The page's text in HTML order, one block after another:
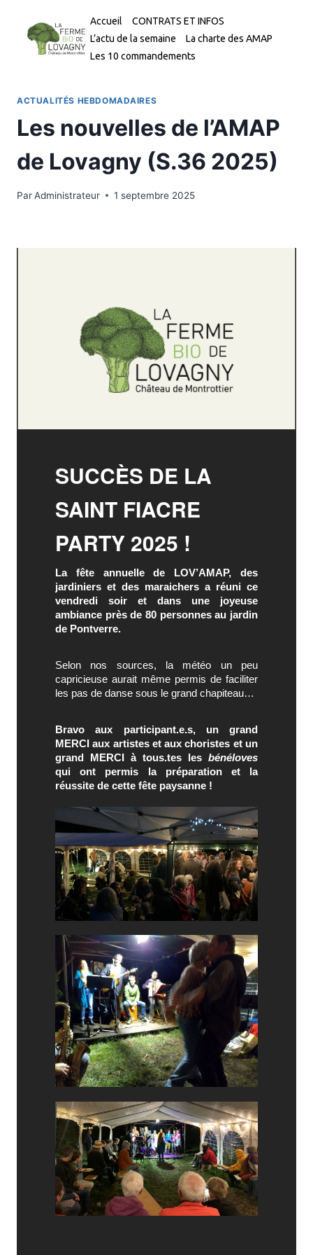
contenu
Accueil
CONTRATS ET INFOS
L’actu de la semaine
La charte des AMAP
Les 10 commandements
ACTUALITÉS HEBDOMADAIRES
Les nouvelles de l’AMAP
de Lovagny (S.36 2025)
ParAdministrateur 1 septembre 2025
SUCCÈS DE LA
SAINT FIACRE
PARTY 2025 !
La fête annuelle de LOV’AMAP, des
jardiniers et des maraichers a réuni ce
vendredi soir et dans une joyeuse
ambiance près de 80 personnes au jardin
de Pontverre.
Selon nos sources, la météo un peu
capricieuse aurait même permis de faciliter
les pas de danse sous le grand chapiteau…
Bravo aux participant.e.s, un grand
MERCI aux artistes et aux choristes et un
grand MERCI à tous.tes les bénéloves
qui ont permis la préparation et la
réussite de cette fête paysanne !